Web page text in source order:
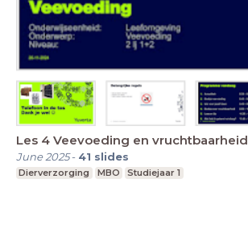
Les 4 Veevoeding en vruchtbaarheid
June 2025- 41 slides
Dierverzorging MBO Studiejaar 1